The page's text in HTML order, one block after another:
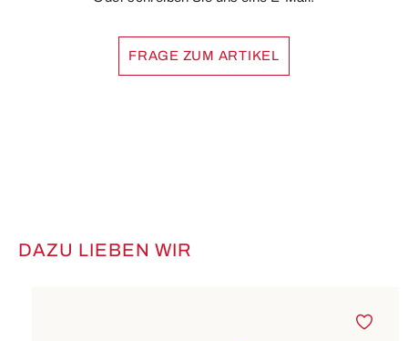
FRAGE ZUM ARTIKEL
Produktgalerie überspringen
DAZU LIEBEN WIR